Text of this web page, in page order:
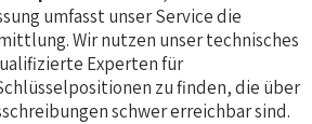
umfasst unser Service die
Wir nutzen unser technisches
Experten für
zu finden, die über
schwer erreichbar sind.